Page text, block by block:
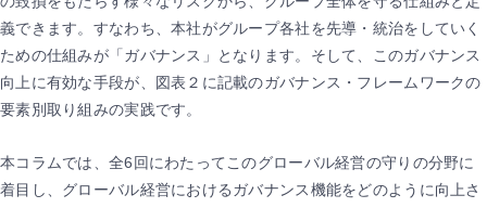
義できます。すなわち、本社がグループ各社を先導・統治をしていく
ための仕組みが「ガバナンス」となります。そして、このガバナンス
向上に有効な手段が、図表２に記載のガバナンス・フレームワークの
要素別取り組みの実践です。
本コラムでは、全6回にわたってこのグローバル経営の守りの分野に
着目し、グローバル経営におけるガバナンス機能をどのように向上さ